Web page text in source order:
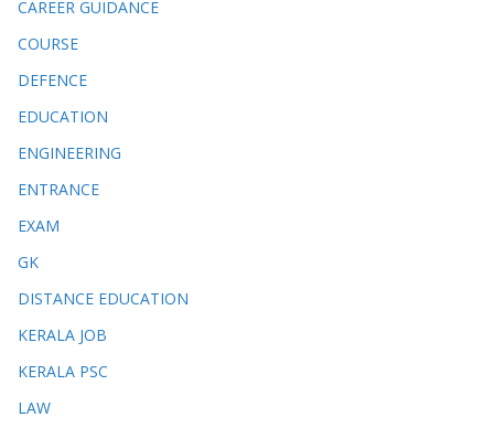
CAREER GUIDANCE
COURSE
DEFENCE
EDUCATION
ENGINEERING
ENTRANCE
EXAM
GK
DISTANCE EDUCATION
KERALA JOB
KERALA PSC
LAW